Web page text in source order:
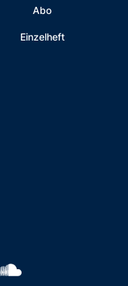
Abo
Einzelheft